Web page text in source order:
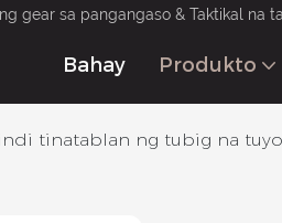
gear sa pangangaso & Taktikal na
Bahay Produkto
tinatablan ng tubig na